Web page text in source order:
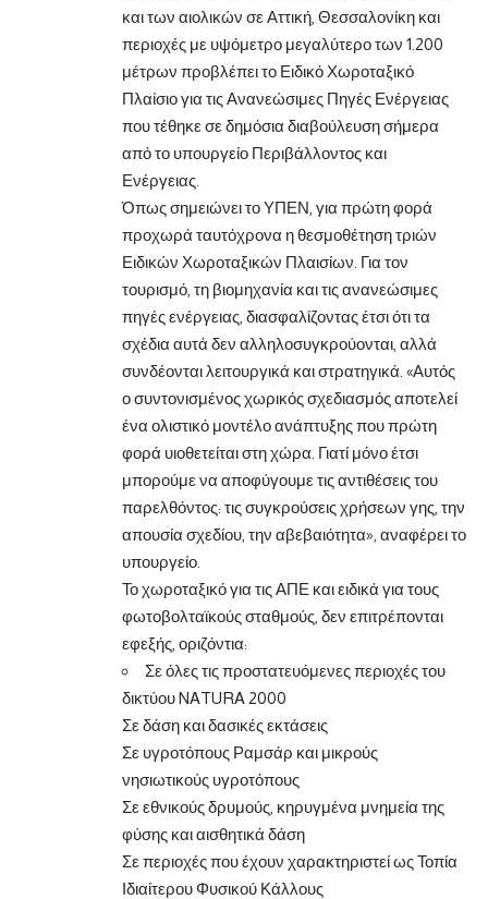
και των αιολικών σε Αττική, Θεσσαλονίκη και
περιοχές με υψόμετρο μεγαλύτερο των 1.200
μέτρων προβλέπει το Ειδικό Χωροταξικό
Πλαίσιο για τις Ανανεώσιμες Πηγές Ενέργειας
που τέθηκε σε δημόσια διαβούλευση σήμερα
από το υπουργείο Περιβάλλοντος και
Ενέργειας.
Όπως σημειώνει το ΥΠΕΝ, για πρώτη φορά
προχωρά ταυτόχρονα η θεσμοθέτηση τριών
Ειδικών Χωροταξικών Πλαισίων. Για τον
τουρισμό, τη βιομηχανία και τις ανανεώσιμες
πηγές ενέργειας, διασφαλίζοντας έτσι ότι τα
σχέδια αυτά δεν αλληλοσυγκρούονται, αλλά
συνδέονται λειτουργικά και στρατηγικά. «Αυτός
ο συντονισμένος χωρικός σχεδιασμός αποτελεί
ένα ολιστικό μοντέλο ανάπτυξης που πρώτη
φορά υιοθετείται στη χώρα. Γιατί μόνο έτσι
μπορούμε να αποφύγουμε τις αντιθέσεις του
παρελθόντος: τις συγκρούσεις χρήσεων γης, την
απουσία σχεδίου, την αβεβαιότητα», αναφέρει το
υπουργείο.
Το χωροταξικό για τις ΑΠΕ και ειδικά για τους
φωτοβολταϊκούς σταθμούς, δεν επιτρέπονται
εφεξής, οριζόντια:
Σε όλες τις προστατευόμενες περιοχές του
δικτύου NATURA 2000
Σε δάση και δασικές εκτάσεις
Σε υγροτόπους Ραμσάρ και μικρούς
νησιωτικούς υγροτόπους
Σε εθνικούς δρυμούς, κηρυγμένα μνημεία της
φύσης και αισθητικά δάση
Σε περιοχές που έχουν χαρακτηριστεί ως Τοπία
Ιδιαίτερου Φυσικού Κάλλους